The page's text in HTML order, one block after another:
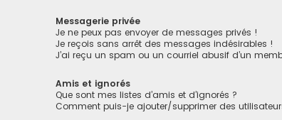
Messagerie privée
Je ne peux pas envoyer de messages privés !
Je reçois sans arrêt des messages indésirables !
J’ai reçu un spam ou un courriel abusif d’un
Amis et ignorés
Que sont mes listes d’amis et d’ignorés ?
Comment puis-je ajouter/supprimer des